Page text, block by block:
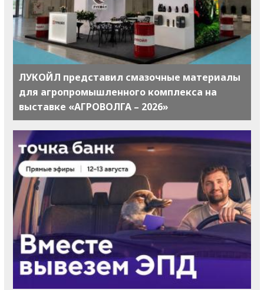
ЛУКОЙЛ представил смазочные материалы
для агропромышленного комплекса на
выставке «АГРОВОЛГА – 2026»